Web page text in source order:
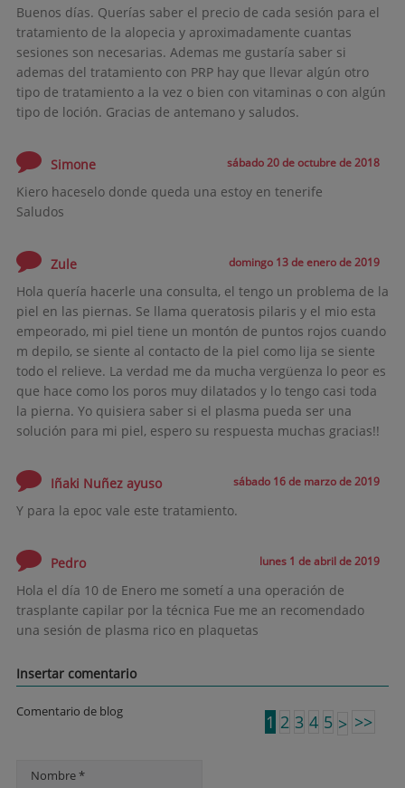
Buenos días. Querías saber el precio de cada sesión para el
tratamiento de la alopecia y aproximadamente cuantas
sesiones son necesarias. Ademas me gustaría saber si
ademas del tratamiento con PRP hay que llevar algún otro
tipo de tratamiento a la vez o bien con vitaminas o con algún
tipo de loción. Gracias de antemano y saludos.
Simone sábado 20 de octubre de 2018
Kiero haceselo donde queda una estoy en tenerife
Saludos
Zule domingo 13 de enero de 2019
Hola quería hacerle una consulta, el tengo un problema de la
piel en las piernas. Se llama queratosis pilaris y el mio esta
empeorado, mi piel tiene un montón de puntos rojos cuando
m depilo, se siente al contacto de la piel como lija se siente
todo el relieve. La verdad me da mucha vergüenza lo peor es
que hace como los poros muy dilatados y lo tengo casi toda
la pierna. Yo quisiera saber si el plasma pueda ser una
solución para mi piel, espero su respuesta muchas gracias!!
Iñaki Nuñez ayuso sábado 16 de marzo de 2019
Y para la epoc vale este tratamiento.
Pedro lunes 1 de abril de 2019
Hola el día 10 de Enero me sometí a una operación de
trasplante capilar por la técnica Fue me an recomendado
una sesión de plasma rico en plaquetas
1 2 3 4 5 > >>
Insertar comentario
Comentario de blog
Nombre *